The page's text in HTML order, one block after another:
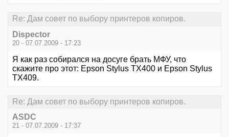
Re: Дам совет по выбору принтеров копиров.
Dispector
20 - 07.07.2009 - 17:23
Я как раз собирался на досуге брать МФУ, что
скажите про этот: Epson Stylus TX400 и Epson Stylus
TX409.
Re: Дам совет по выбору принтеров копиров.
ASDC
21 - 07.07.2009 - 17:37